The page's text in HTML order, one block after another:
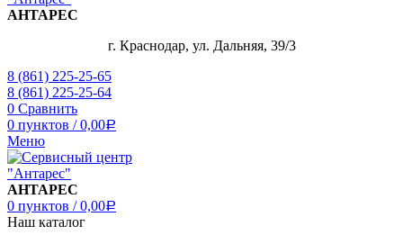
АНТАРЕС
г. Краснодар, ул. Дальняя, 39/3
8 (861) 225-25-65
8 (861) 225-25-64
0 Сравнить
0 пунктов / 0,00Р
Меню
АНТАРЕС
0 пунктов / 0,00Р
Наш каталог